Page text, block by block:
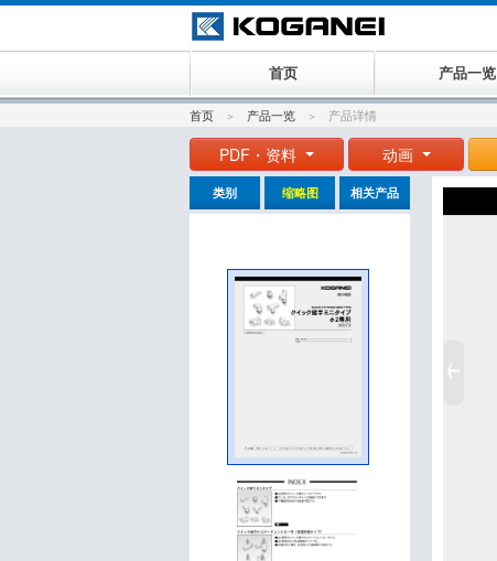
首页 产品一览
首页 产品一览 产品详情
PDF・资料 动画
类别 缩略图 相关产品